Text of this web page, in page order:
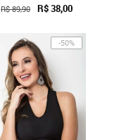
R$ 89,90 R$ 38,00
-50%